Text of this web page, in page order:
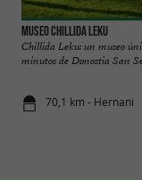
MUSEO Chillida Leku
Chillida Leku: un museo
minutos de Donostia San
70,1 km - Hernani